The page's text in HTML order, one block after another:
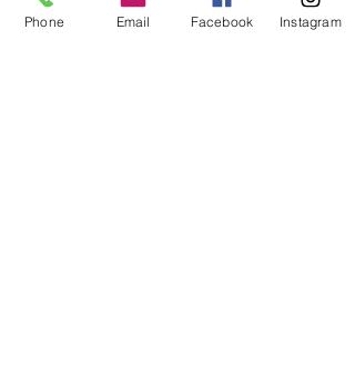
Phone Email Facebook Instagram